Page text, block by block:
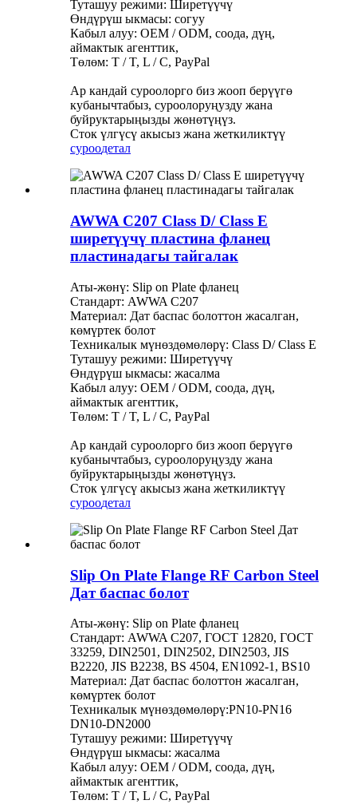
Туташуу режими: Ширетүүчү
Өндүрүш ыкмасы: согуу
Кабыл алуу: OEM / ODM, соода, дүң,
аймактык агенттик,
Төлөм: T / T, L / C, PayPal
Ар кандай суроолорго биз жооп берүүгө
кубанычтабыз, суроолоруңузду жана
буйруктарыңызды жөнөтүңүз.
Сток үлгүсү акысыз жана жеткиликтүү
суроодетал
AWWA C207 Class D/ Class E
ширетүүчү пластина фланец
пластинадагы тайгалак
Аты-жөнү: Slip on Plate фланец
Стандарт: AWWA C207
Материал: Дат баспас болоттон жасалган,
көмүртек болот
Техникалык мүнөздөмөлөрү: Class D/ Class E
Туташуу режими: Ширетүүчү
Өндүрүш ыкмасы: жасалма
Кабыл алуу: OEM / ODM, соода, дүң,
аймактык агенттик,
Төлөм: T / T, L / C, PayPal
Ар кандай суроолорго биз жооп берүүгө
кубанычтабыз, суроолоруңузду жана
буйруктарыңызды жөнөтүңүз.
Сток үлгүсү акысыз жана жеткиликтүү
суроодетал
Slip On Plate Flange RF Carbon Steel
Дат баспас болот
Аты-жөнү: Slip on Plate фланец
Стандарт: AWWA C207, ГОСТ 12820, ГОСТ
33259, DIN2501, DIN2502, DIN2503, JIS
B2220, JIS B2238, BS 4504, EN1092-1, BS10
Материал: Дат баспас болоттон жасалган,
көмүртек болот
Техникалык мүнөздөмөлөрү:PN10-PN16
DN10-DN2000
Туташуу режими: Ширетүүчү
Өндүрүш ыкмасы: жасалма
Кабыл алуу: OEM / ODM, соода, дүң,
аймактык агенттик,
Төлөм: T / T, L / C, PayPal